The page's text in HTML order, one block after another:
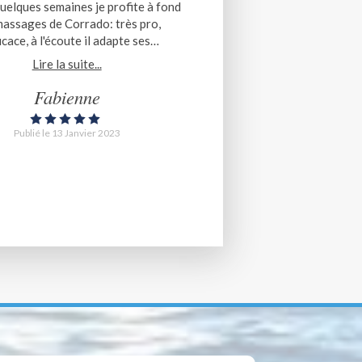
semaines je profite à fond
de Corrado: très pro,
à l'écoute il adapte ses
à mes besoins du moment
étirements, relâchement d'une
je ressors détendue et
Un grand merci
Lire la suite...
Fabienne
Publié le 13 Janvier 2023